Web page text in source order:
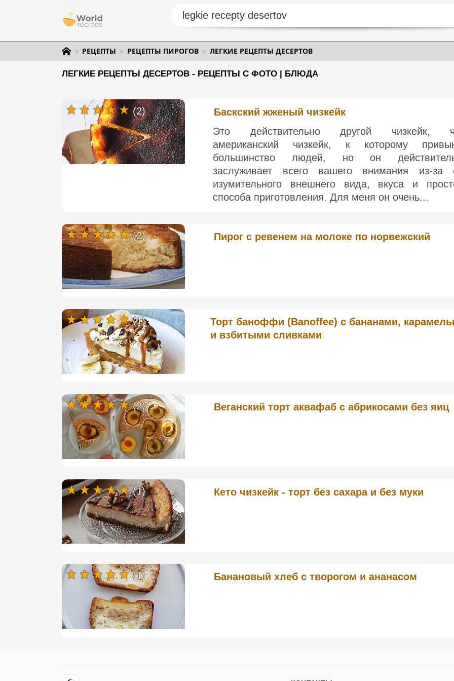
РЕЦЕПТЫ РЕЦЕПТЫ ПИРОГОВ ЛЕГКИЕ РЕЦЕПТЫ ДЕСЕРТОВ
ЛЕГКИЕ РЕЦЕПТЫ ДЕСЕРТОВ - РЕЦЕПТЫ С ФОТО | БЛЮДА
Баскский жженый чизкейк
Это действительно другой чизкейк,
американский чизкейк, к которому
большинство людей, но он
заслуживает всего вашего внимания из-за
изумительного внешнего вида, вкуса и
способа приготовления. Для меня он очень...
(2)
Пирог с ревенем на молоке по норвежский
(2)
Торт баноффи (Banoffee) с бананами,
и взбитыми сливками
(1)
Веганский торт аквафаб с абрикосами без яиц
(2)
Кето чизкейк - торт без сахара и без муки
(1)
Банановый хлеб с творогом и ананасом
(1)